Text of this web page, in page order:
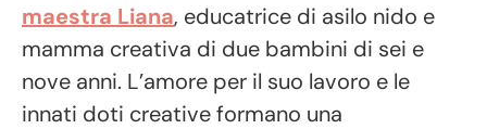
maestra Liana, educatrice di asilo nido e
mamma creativa di due bambini di sei e
nove anni. L’amore per il suo lavoro e le
innati doti creative formano una